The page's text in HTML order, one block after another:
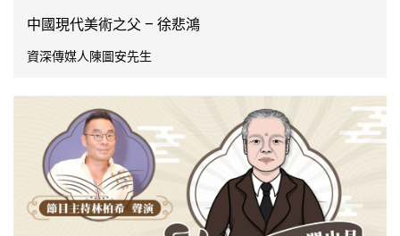
中國現代美術之父 – 徐悲鴻
資深傳媒人陳圖安先生